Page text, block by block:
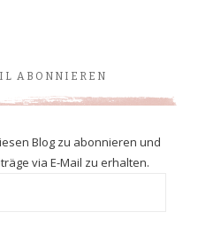
ABONNIEREN
Blog zu abonnieren und
via E-Mail zu erhalten.